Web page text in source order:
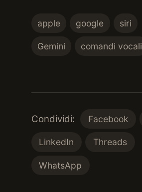
apple google siri
Gemini comandi vocali
Condividi: Facebook
LinkedIn Threads
WhatsApp